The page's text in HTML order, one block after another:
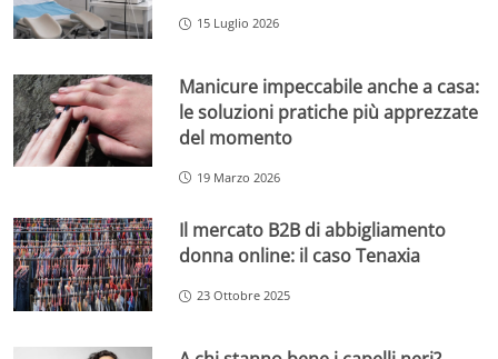
15 Luglio 2026
Manicure impeccabile anche a casa:
le soluzioni pratiche più apprezzate
del momento
19 Marzo 2026
Il mercato B2B di abbigliamento
donna online: il caso Tenaxia
23 Ottobre 2025